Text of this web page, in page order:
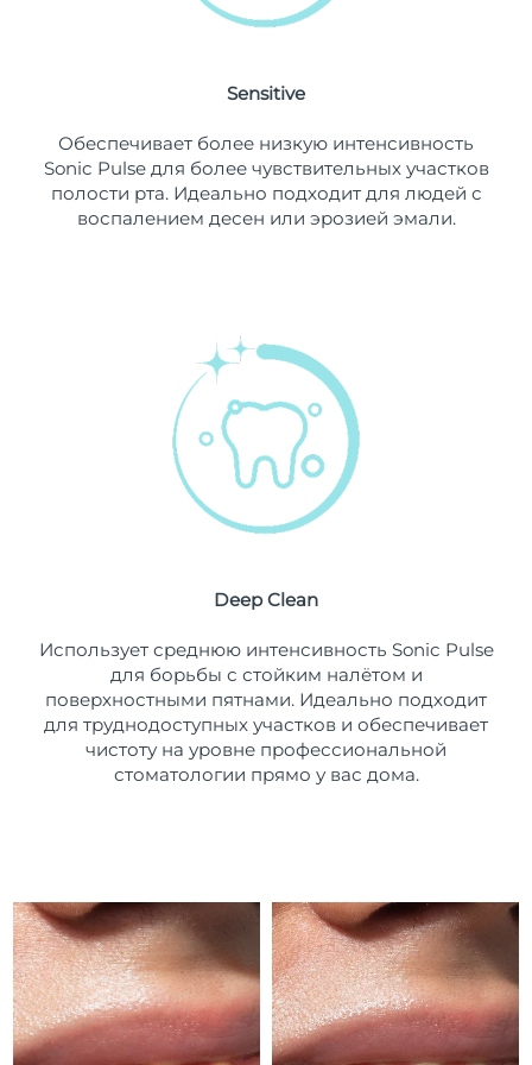
Sensitive
Обеспечивает более низкую интенсивность
Sonic Pulse для более чувствительных участков
полости рта. Идеально подходит для людей с
воспалением десен или эрозией эмали.
Deep Clean
Использует среднюю интенсивность Sonic Pulse
для борьбы с стойким налётом и
поверхностными пятнами. Идеально подходит
для труднодоступных участков и обеспечивает
чистоту на уровне профессиональной
стоматологии прямо у вас дома.
Новая Зеландия
8/8/26
Норвегия
Ожидаемая дата доставки
8/8/26
Ожидаемая дата доставки
Ожидаемая дата доставки
Ожидаемая дата доставки
Катар
9/8/26
Реюньон
Ожидаемая дата доставки
13/8/26
Румыния
Ожидаемая дата доставки
Саудовская Аравия
Ожидаемая дата доставки
9/8/26
Сингапур
Ожидаемая дата доставки
10/8/26
Ожидаемая дата доставки